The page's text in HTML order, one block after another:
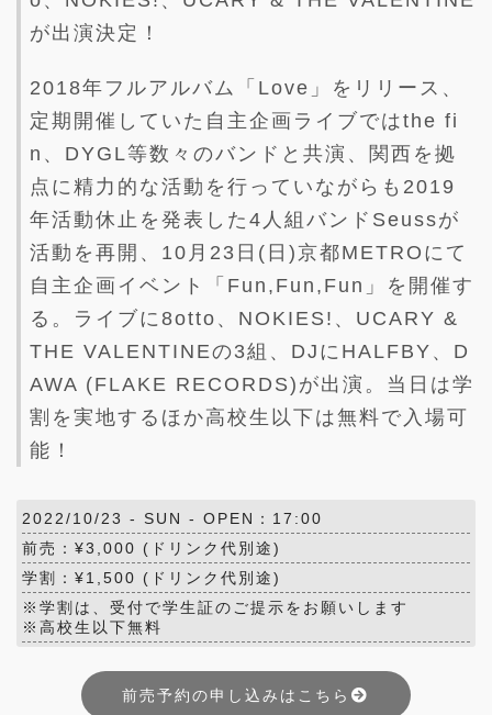
が出演決定！
2018年フルアルバム「Love」をリリース、
定期開催していた自主企画ライブではthe fi
n、DYGL等数々のバンドと共演、関西を拠
点に精力的な活動を行っていながらも2019
年活動休止を発表した4人組バンドSeussが
活動を再開、10月23日(日)京都METROにて
自主企画イベント「Fun,Fun,Fun」を開催す
る。ライブに8otto、NOKIES!、UCARY &
THE VALENTINEの3組、DJにHALFBY、D
AWA (FLAKE RECORDS)が出演。当日は学
割を実地するほか高校生以下は無料で入場可
能！
2022/10/23 - SUN - OPEN：17:00
前売：¥3,000 (ドリンク代別途)
学割：¥1,500 (ドリンク代別途)
※学割は、受付で学生証のご提示をお願いします
※高校生以下無料
前売予約の申し込みはこちら